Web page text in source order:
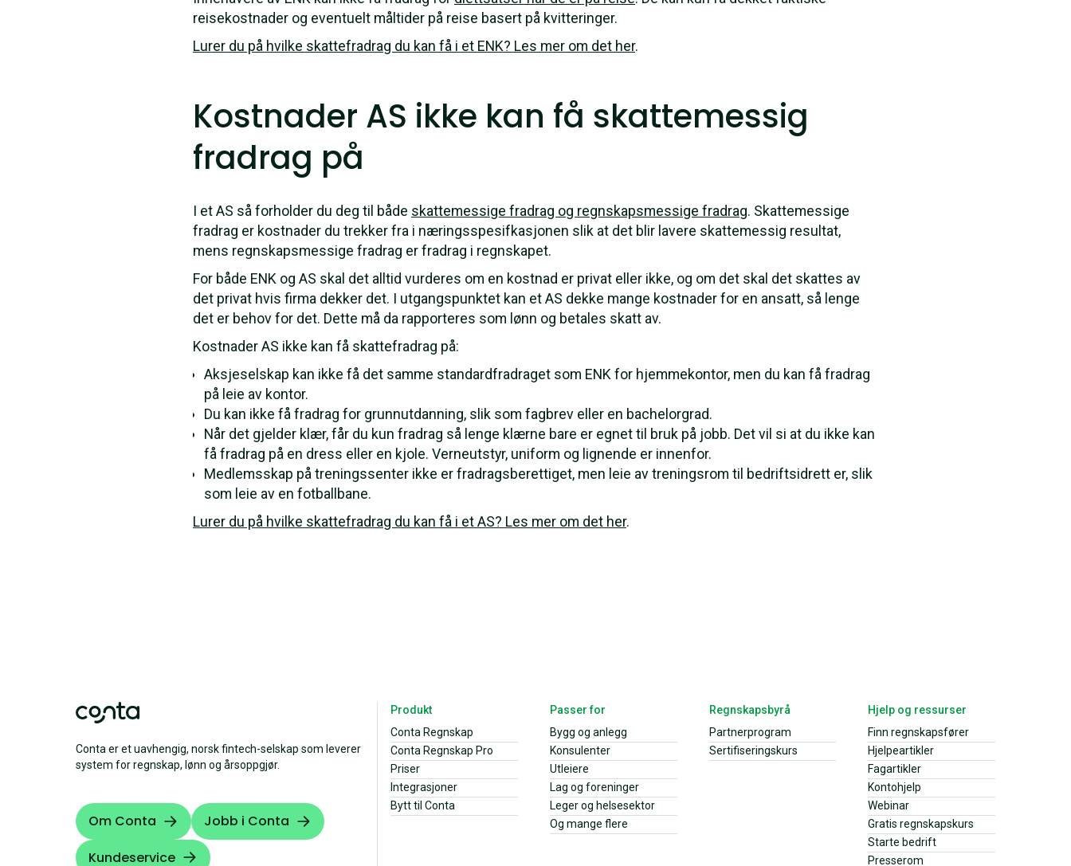
reisekostnader og eventuelt måltider på reise basert på kvitteringer.
Lurer du på hvilke skattefradrag du kan få i et ENK? Les mer om det her.
Kostnader AS ikke kan få skattemessig
fradrag på
I et AS så forholder du deg til både skattemessige fradrag og regnskapsmessige fradrag. Skattemessige
fradrag er kostnader du trekker fra i næringsspesifkasjonen slik at det blir lavere skattemessig resultat,
mens regnskapsmessige fradrag er fradrag i regnskapet.
For både ENK og AS skal det alltid vurderes om en kostnad er privat eller ikke, og om det skal det skattes av
det privat hvis firma dekker det. I utgangspunktet kan et AS dekke mange kostnader for en ansatt, så lenge
det er behov for det. Dette må da rapporteres som lønn og betales skatt av.
Kostnader AS ikke kan få skattefradrag på:
Aksjeselskap kan ikke få det samme standardfradraget som ENK for hjemmekontor, men du kan få fradrag
på leie av kontor.
Du kan ikke få fradrag for grunnutdanning, slik som fagbrev eller en bachelorgrad.
Når det gjelder klær, får du kun fradrag så lenge klærne bare er egnet til bruk på jobb. Det vil si at du ikke kan
få fradrag på en dress eller en kjole. Verneutstyr, uniform og lignende er innenfor.
Medlemsskap på treningssenter ikke er fradragsberettiget, men leie av treningsrom til bedriftsidrett er, slik
som leie av en fotballbane.
Lurer du på hvilke skattefradrag du kan få i et AS? Les mer om det her.
Conta er et uavhengig, norsk fintech-selskap som leverer
system for regnskap, lønn og årsoppgjør.
Om Conta
Jobb i Conta
Kundeservice
Produkt
Conta Regnskap
Conta Regnskap Pro
Priser
Integrasjoner
Bytt til Conta
Passer for
Bygg og anlegg
Konsulenter
Utleiere
Lag og foreninger
Leger og helsesektor
Og mange flere
Regnskapsbyrå
Partnerprogram
Sertifiseringskurs
Hjelp og ressurser
Finn regnskapsfører
Hjelpeartikler
Fagartikler
Kontohjelp
Webinar
Gratis regnskapskurs
Starte bedrift
Presserom